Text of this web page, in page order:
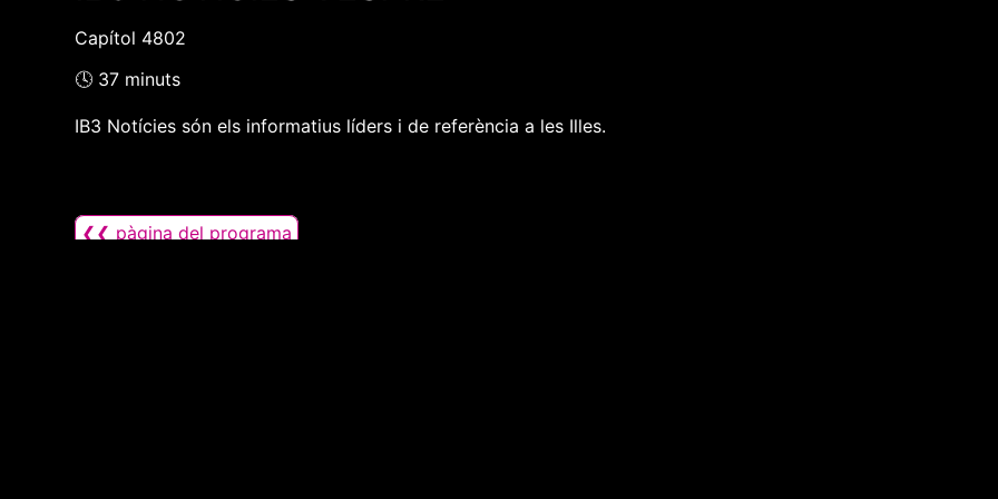
Capítol 4802
🕓 37 minuts
IB3 Notícies són els informatius líders i de referència a les Illes.
❮❮ pàgina del programa